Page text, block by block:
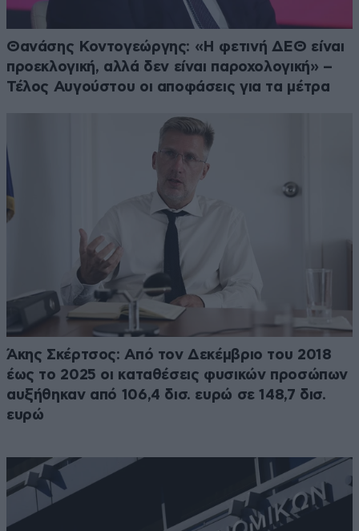
Θανάσης Κοντογεώργης: «Η φετινή ΔΕΘ είναι
προεκλογική, αλλά δεν είναι παροχολογική» –
Τέλος Αυγούστου οι αποφάσεις για τα μέτρα
Άκης Σκέρτσος: Από τον Δεκέμβριο του 2018
έως το 2025 οι καταθέσεις φυσικών προσώπων
αυξήθηκαν από 106,4 δισ. ευρώ σε 148,7 δισ.
ευρώ